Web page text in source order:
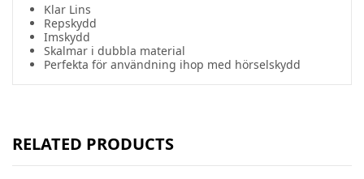
Klar Lins
Repskydd
Imskydd
Skalmar i dubbla material
Perfekta för användning ihop med hörselskydd
RELATED PRODUCTS